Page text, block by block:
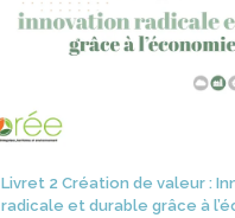
Livret 2 Création de valeur :
radicale et durable grâce à